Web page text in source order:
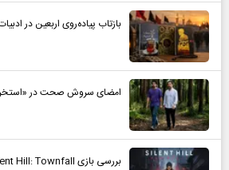
بازتاب پیاده‌روی اربعین در
امضای سروش صحت در «استخر»